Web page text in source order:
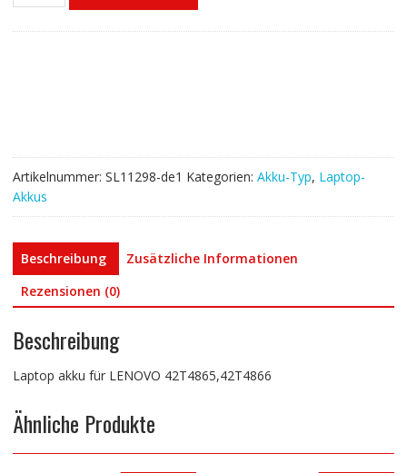
Artikelnummer: SL11298-de1 Kategorien: Akku-Typ, Laptop-
Akkus
Beschreibung
Zusätzliche Informationen
Rezensionen (0)
Beschreibung
Laptop akku für LENOVO 42T4865,42T4866
Ähnliche Produkte